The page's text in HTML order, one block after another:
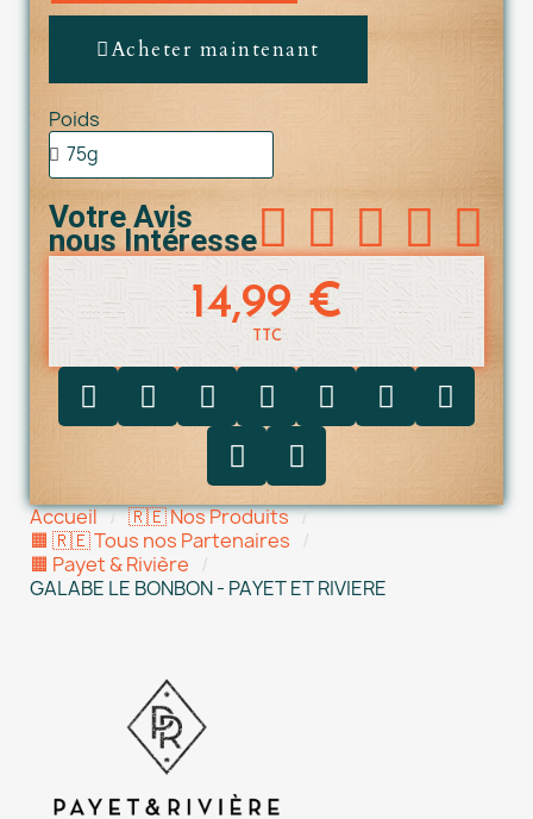
Acheter maintenant
Poids
Votre Avis
nous Intéresse    
14,99 €
TTC
Accueil
🇷🇪 Nos Produits
🟧 🇷🇪 Tous nos Partenaires
🟧 Payet & Rivière
GALABE LE BONBON - PAYET ET RIVIERE